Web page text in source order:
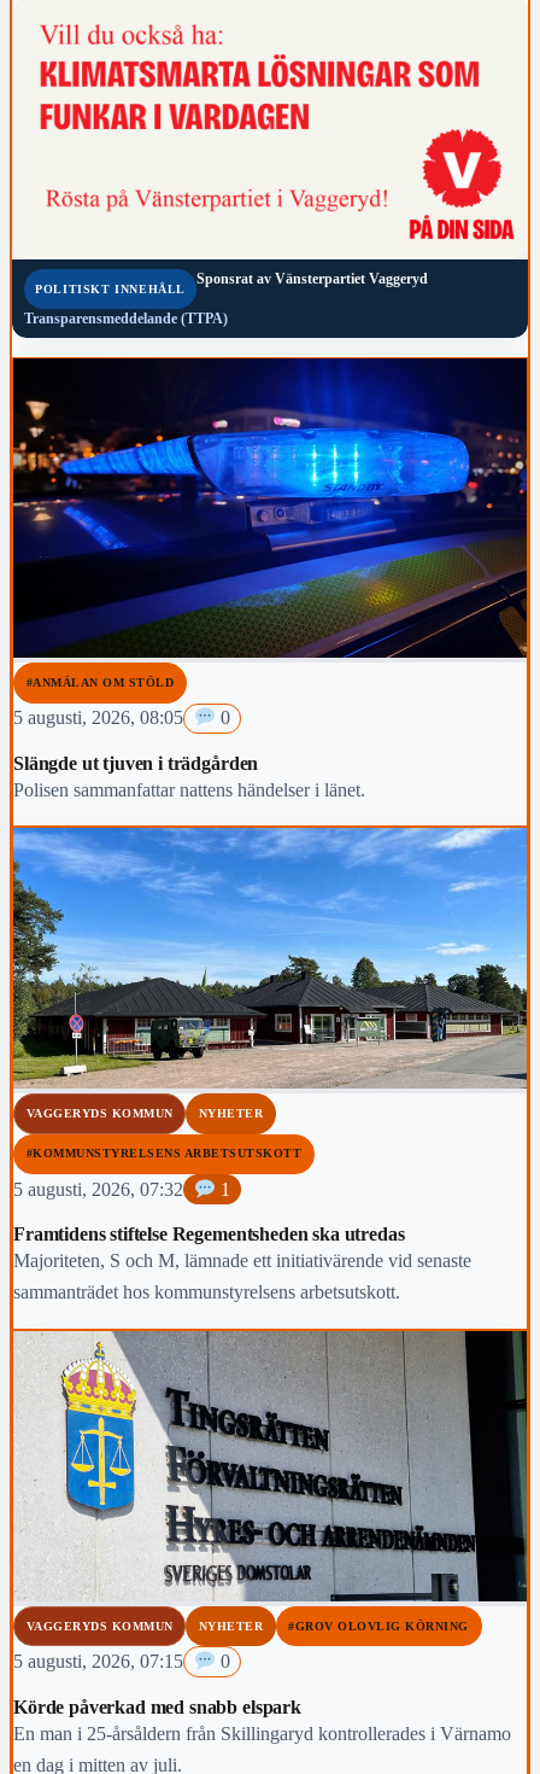
POLITISKT INNEHÅLL
Sponsrat av Vänsterpartiet Vaggeryd
Transparensmeddelande (TTPA)
#ANMÄLAN OM STÖLD
5 augusti, 2026, 08:05 0
Slängde ut tjuven i trädgården
Polisen sammanfattar nattens händelser i länet.
VAGGERYDS KOMMUN NYHETER
#KOMMUNSTYRELSENS ARBETSUTSKOTT
5 augusti, 2026, 07:32 1
Framtidens stiftelse Regementsheden ska utredas
Majoriteten, S och M, lämnade ett initiativärende vid senaste
sammanträdet hos kommunstyrelsens arbetsutskott.
VAGGERYDS KOMMUN NYHETER #GROV OLOVLIG KÖRNING
5 augusti, 2026, 07:15 0
Körde påverkad med snabb elspark
En man i 25-årsåldern från Skillingaryd kontrollerades i Värnamo
en dag i mitten av juli.